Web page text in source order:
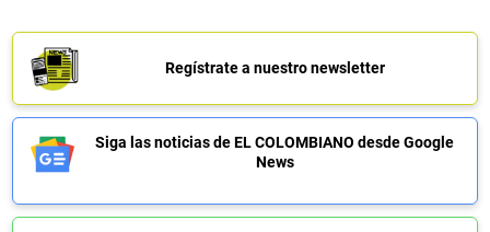
Regístrate a nuestro newsletter
Siga las noticias de EL COLOMBIANO desde Google
News